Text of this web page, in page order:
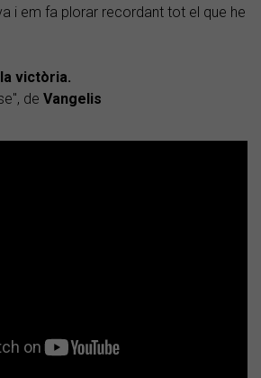
i em fa plorar recordant tot el que he
victòria.
de Vangelis